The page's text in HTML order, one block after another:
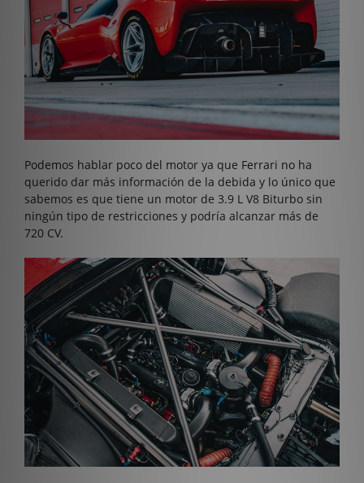
Podemos hablar poco del motor ya que Ferrari no ha
querido dar más información de la debida y lo único que
sabemos es que tiene un motor de 3.9 L V8 Biturbo sin
ningún tipo de restricciones y podría alcanzar más de
720 CV.